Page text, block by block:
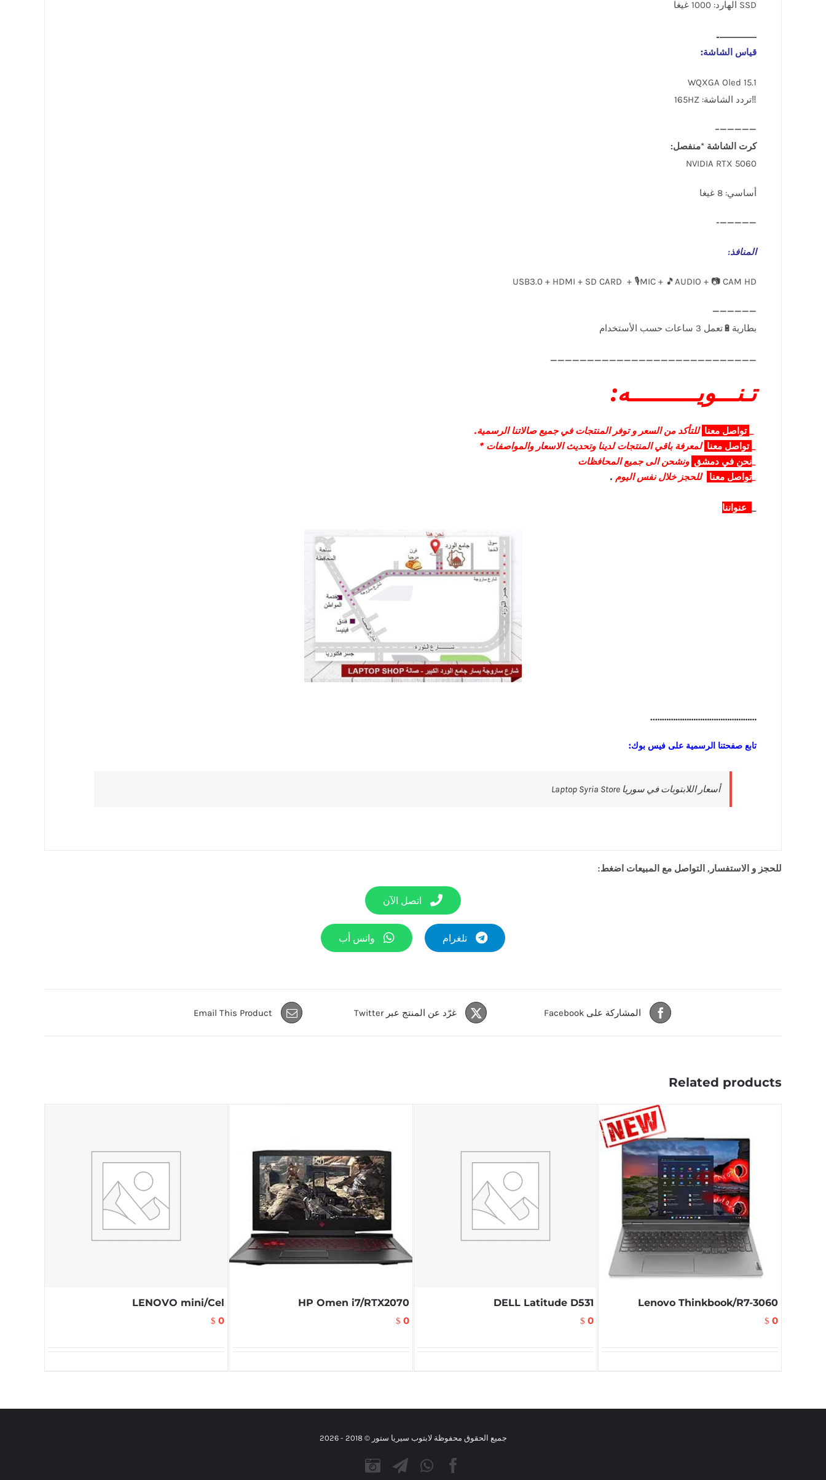
SSD الهارد: 1000 غيغا
————-
قياس الشاشة:
15.1 WQXGA Oled
‼️تردد الشاشة: 165HZ
—————–
كرت الشاشة *منفصل:
NVIDIA RTX 5060
أساسي: 8 غيغا
—————-
المنافذ:
USB3.0 + HDMI + SD CARD + 🎙️MIC + 🎵AUDIO + 📷 CAM HD
____________________________
تـنـــويــــــــــه:
تواصل معنا للتأكد من السعر و توفر المنتجات في جميع صالاتنا الرسمية.
تواصل معنا لمعرفة باقي المنتجات لدينا وتحديث الاسعار والمواصفات *
نحن في دمشق ونشحن الى جميع المحافظات
تواصل معنا للحجز خلال نفس اليوم .
عنواننا
………………………………………..
تابع صفحتنا الرسمية على فيس بوك:
للحجز و الاستفسار, التواصل مع المبيعات اضغط:
اتصل الآن
تلغرام واتس أب
المشاركة على Facebook غرّد عن المنتج عبر Twitter Email This Product
Related products
Lenovo Thinkbook/R7-3060
$ 0
DELL Latitude D531
$ 0
HP Omen i7/RTX2070
$ 0
LENOVO mini/Cel
$ 0
جميع الحقوق محفوظة لابتوب سيريا ستور © 2018 - 2026
Facebook
WhatsApp
Telegram